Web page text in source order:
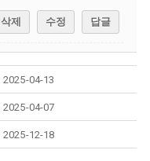
삭제 수정 답글
2025-04-13
2025-04-07
2025-12-18